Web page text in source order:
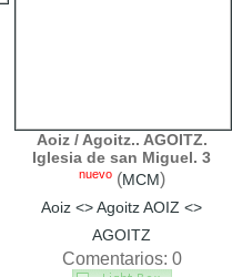
Aoiz / Agoitz.. AGOITZ.
Iglesia de san Miguel. 3
nuevo(MCM)
Aoiz <> Agoitz AOIZ <>
AGOITZ
Comentarios: 0